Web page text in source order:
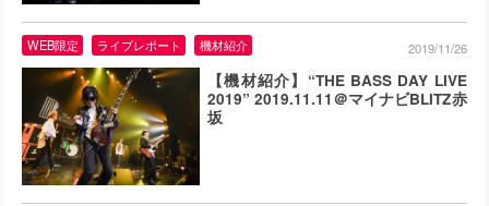
【機材紹介】“THE BASS DAY LIVE
2019” 2019.11.11＠マイナビBLITZ赤
坂
WEB限定 ライブレポート 機材紹介 2019/11/26